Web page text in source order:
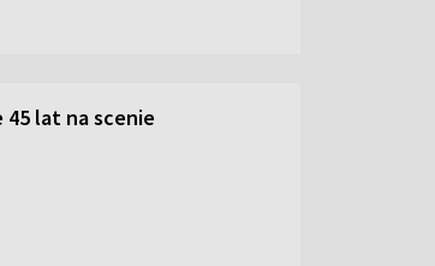
45 lat na scenie